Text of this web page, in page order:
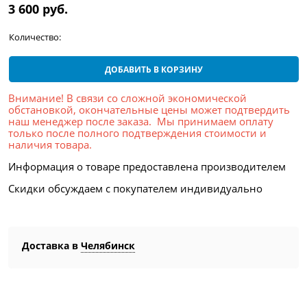
3 600 руб.
Количество:
ДОБАВИТЬ В КОРЗИНУ
Внимание! В связи со сложной экономической
обстановкой, окончательные цены может подтвердить
наш менеджер после заказа. Мы принимаем оплату
только после полного подтверждения стоимости и
наличия товара.
Информация о товаре предоставлена производителем
Скидки обсуждаем с покупателем индивидуально
Доставка в Челябинск